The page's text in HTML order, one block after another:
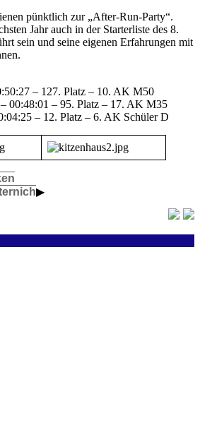
pünktlich zur „After-Run-Party“.
Jahr auch in der Starterliste des 8.
sein und seine eigenen Erfahrungen mit
– 127. Platz – 10. AK M50
00:48:01 – 95. Platz – 17. AK M35
– 12. Platz – 6. AK Schüler D
▶